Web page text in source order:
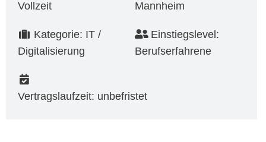
Vollzeit
Mannheim
Kategorie: IT /
Digitalisierung
Einstiegslevel:
Berufserfahrene
Vertragslaufzeit: unbefristet